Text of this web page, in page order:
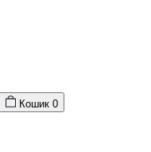
Кошик 0